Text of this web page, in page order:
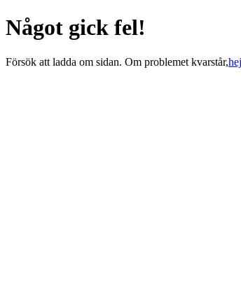
Något gick fel!
Försök att ladda om sidan. Om problemet kvarstår,